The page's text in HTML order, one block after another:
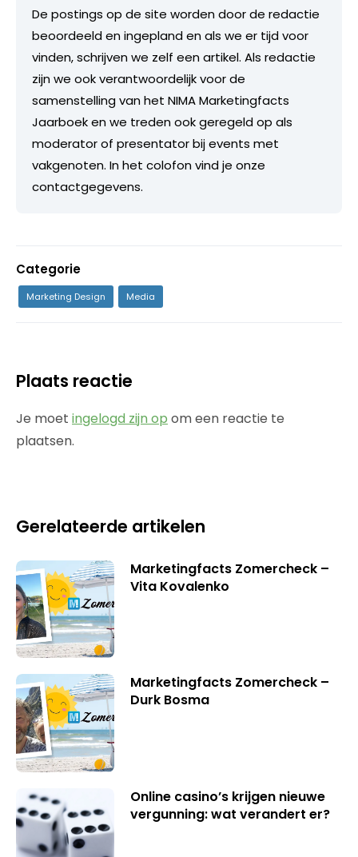
De postings op de site worden door de redactie
beoordeeld en ingepland en als we er tijd voor
vinden, schrijven we zelf een artikel. Als redactie
zijn we ook verantwoordelijk voor de
samenstelling van het NIMA Marketingfacts
Jaarboek en we treden ook geregeld op als
moderator of presentator bij events met
vakgenoten. In het colofon vind je onze
contactgegevens.
Categorie
Marketing Design Media
Plaats reactie
Je moet ingelogd zijn op om een reactie te
plaatsen.
Gerelateerde artikelen
Marketingfacts Zomercheck –
Vita Kovalenko
Marketingfacts Zomercheck –
Durk Bosma
Online casino’s krijgen nieuwe
vergunning: wat verandert er?